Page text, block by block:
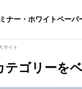
ナー・ホワイトペーパ
サイト
テゴリーを